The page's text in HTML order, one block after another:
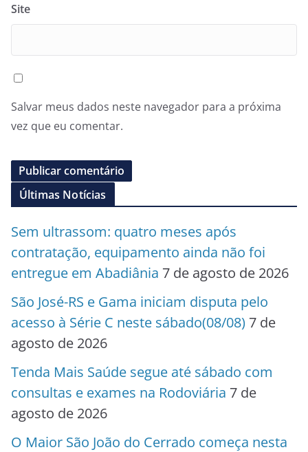
Site
Salvar meus dados neste navegador para a próxima
vez que eu comentar.
Últimas Notícias
Sem ultrassom: quatro meses após
contratação, equipamento ainda não foi
entregue em Abadiânia 7 de agosto de 2026
São José-RS e Gama iniciam disputa pelo
acesso à Série C neste sábado(08/08) 7 de
agosto de 2026
Tenda Mais Saúde segue até sábado com
consultas e exames na Rodoviária 7 de
agosto de 2026
O Maior São João do Cerrado começa nesta